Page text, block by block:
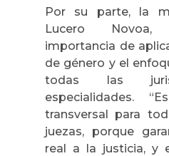
Por su parte, la
Lucero
importancia de
de género y el
todas las
especialidades.
transversal para
juezas, porque
real a la justicia, y